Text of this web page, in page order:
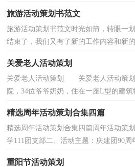
旅游活动策划书范文
旅游活动策划书范文时光如箭，转眼一
结束了，我们又有了新的工作内容和新
关爱老人活动策划
关爱老人活动策划 关爱老人活动策划
院，34位爷爷奶奶，住在一座L型的建
精选周年活动策划合集四篇
精选周年活动策划合集四篇周年活动策
学111团支部二、活动主题：庆建团90
重阳节活动策划